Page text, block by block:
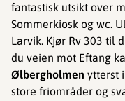
fantastisk utsikt over
Sommerkiosk og wc.
Larvik. Kjør Rv 303 til
du veien mot Eftang
Ølbergholmen ytterst
store friområder og